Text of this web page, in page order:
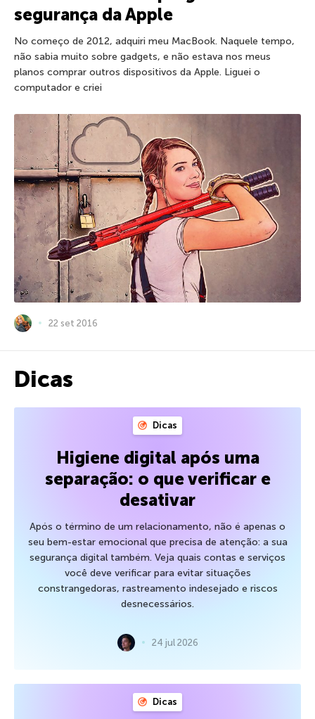
segurança da Apple
No começo de 2012, adquiri meu MacBook. Naquele tempo,
não sabia muito sobre gadgets, e não estava nos meus
planos comprar outros dispositivos da Apple. Liguei o
computador e criei
22 set 2016
Dicas
Dicas
Higiene digital após uma
separação: o que verificar e
desativar
Após o término de um relacionamento, não é apenas o
seu bem-estar emocional que precisa de atenção: a sua
segurança digital também. Veja quais contas e serviços
você deve verificar para evitar situações
constrangedoras, rastreamento indesejado e riscos
desnecessários.
24 jul 2026
Dicas